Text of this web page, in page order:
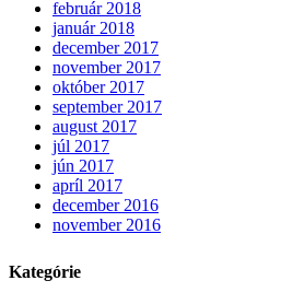
február 2018
január 2018
december 2017
november 2017
október 2017
september 2017
august 2017
júl 2017
jún 2017
apríl 2017
december 2016
november 2016
Kategórie